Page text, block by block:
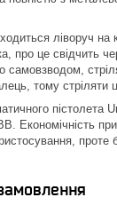
ліворуч
про це свідчить
самовзводом,
тому стріляти
пістолета
Економічність